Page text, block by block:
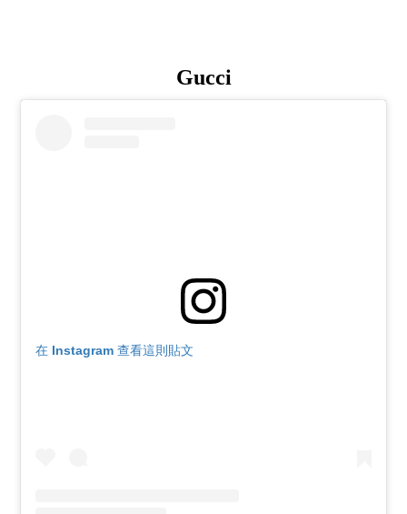
Gucci
在 Instagram 查看這則貼文